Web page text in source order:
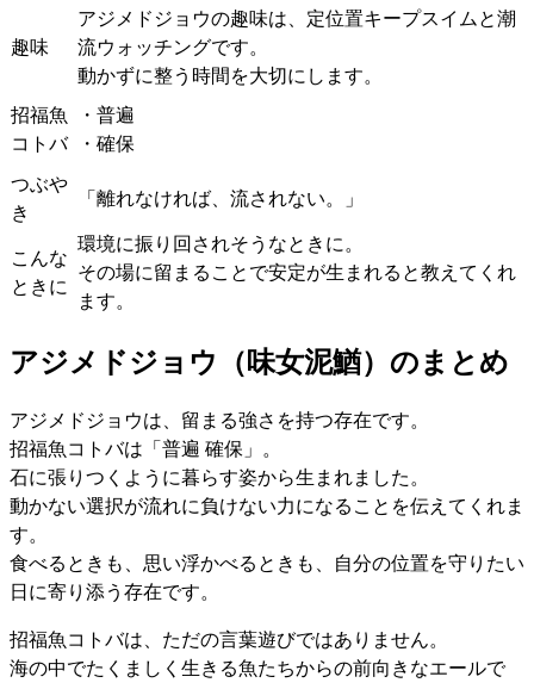
趣味
アジメドジョウの趣味は、定位置キープスイムと潮
流ウォッチングです。
動かずに整う時間を大切にします。
招福魚
コトバ
・普遍
・確保
つぶや
き
「離れなければ、流されない。」
こんな
ときに
環境に振り回されそうなときに。
その場に留まることで安定が生まれると教えてくれ
ます。
アジメドジョウ（味女泥鰌）のまとめ
アジメドジョウは、留まる強さを持つ存在です。
招福魚コトバは「普遍 確保」。
石に張りつくように暮らす姿から生まれました。
動かない選択が流れに負けない力になることを伝えてくれま
す。
食べるときも、思い浮かべるときも、自分の位置を守りたい
日に寄り添う存在です。
招福魚コトバは、ただの言葉遊びではありません。
海の中でたくましく生きる魚たちからの前向きなエールで